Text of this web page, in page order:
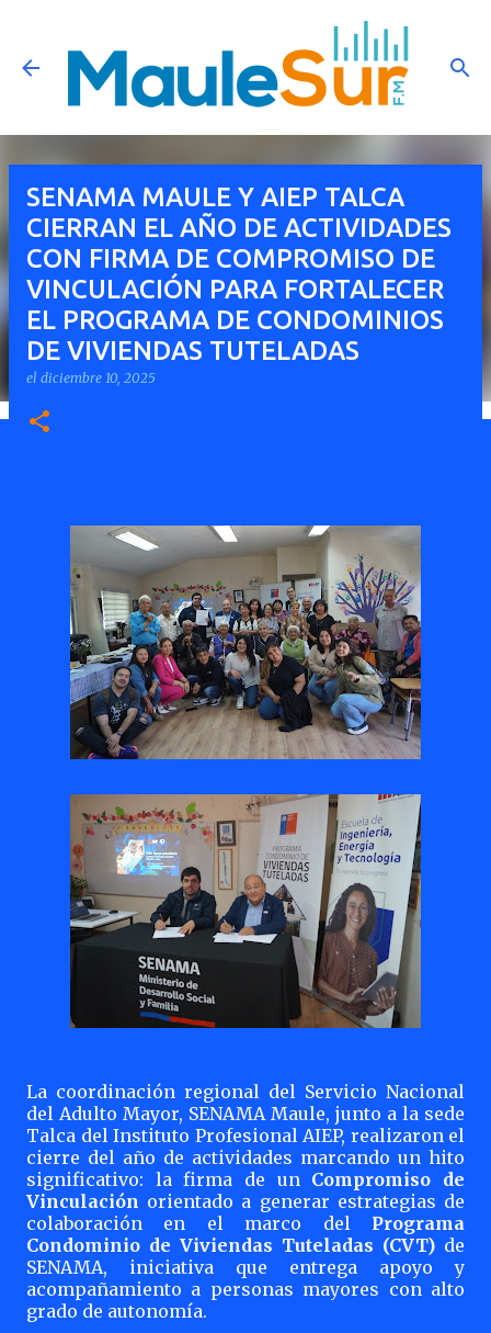
Ir al contenido principal
SENAMA MAULE Y AIEP TALCA
CIERRAN EL AÑO DE ACTIVIDADES
CON FIRMA DE COMPROMISO DE
VINCULACIÓN PARA FORTALECER
EL PROGRAMA DE CONDOMINIOS
DE VIVIENDAS TUTELADAS
el diciembre 10, 2025
La coordinación regional del Servicio Nacional
del Adulto Mayor, SENAMA Maule, junto a la sede
Talca del Instituto Profesional AIEP, realizaron el
cierre del año de actividades marcando un hito
significativo: la firma de un Compromiso de
Vinculación orientado a generar estrategias de
colaboración en el marco del Programa
Condominio de Viviendas Tuteladas (CVT) de
SENAMA, iniciativa que entrega apoyo y
acompañamiento a personas mayores con alto
grado de autonomía.